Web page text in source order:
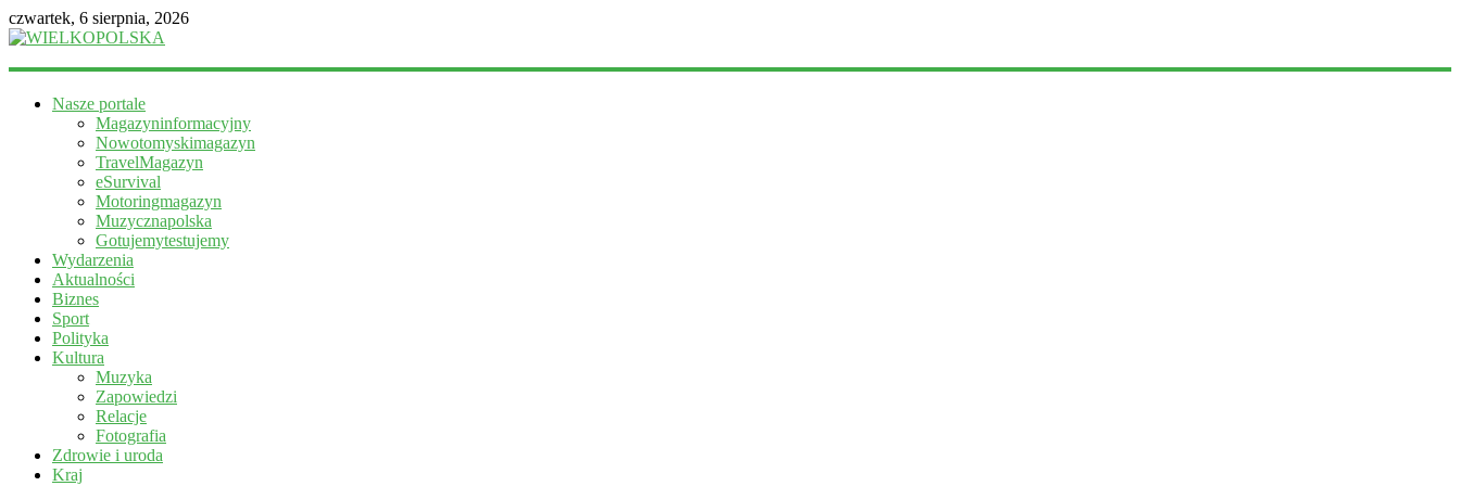
czwartek, 6 sierpnia, 2026
WIELKOPOLSKA
informacyjny
Nasze portale
Magazyninformacyjny
Nowotomyskimagazyn
TravelMagazyn
eSurvival
Motoringmagazyn
Muzycznapolska
Gotujemytestujemy
Wydarzenia
Aktualności
Biznes
Sport
Polityka
Kultura
Muzyka
Zapowiedzi
Relacje
Fotografia
Zdrowie i uroda
Kraj